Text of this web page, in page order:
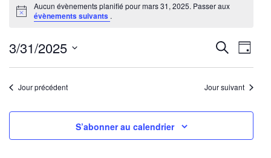
for
mars
31,
2025
Notice
Aucun évènements planifié pour mars 31, 2025. Passer aux
évènements suivants .
et
de
vues
Recherche
de
Jour
3/31/2025
Sélectionnez
uneJour précédent Jour suivant
S’abonner au calendrier